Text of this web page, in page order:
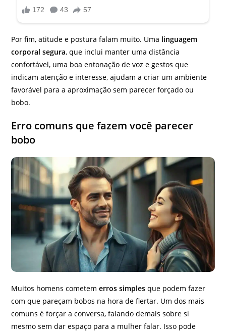
Por fim, atitude e postura falam muito. Uma linguagem
corporal segura, que inclui manter uma distância
confortável, uma boa entonação de voz e gestos que
indicam atenção e interesse, ajudam a criar um ambiente
favorável para a aproximação sem parecer forçado ou
bobo.
Erro comuns que fazem você parecer
bobo
Muitos homens cometemerros simples que podem fazer
com que pareçam bobos na hora de flertar. Um dos mais
comuns é forçar a conversa, falando demais sobre si
mesmo sem dar espaço para a mulher falar. Isso pode